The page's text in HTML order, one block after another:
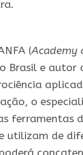
(Academy
Brasil e autor
o
ferramentas
utilizam de